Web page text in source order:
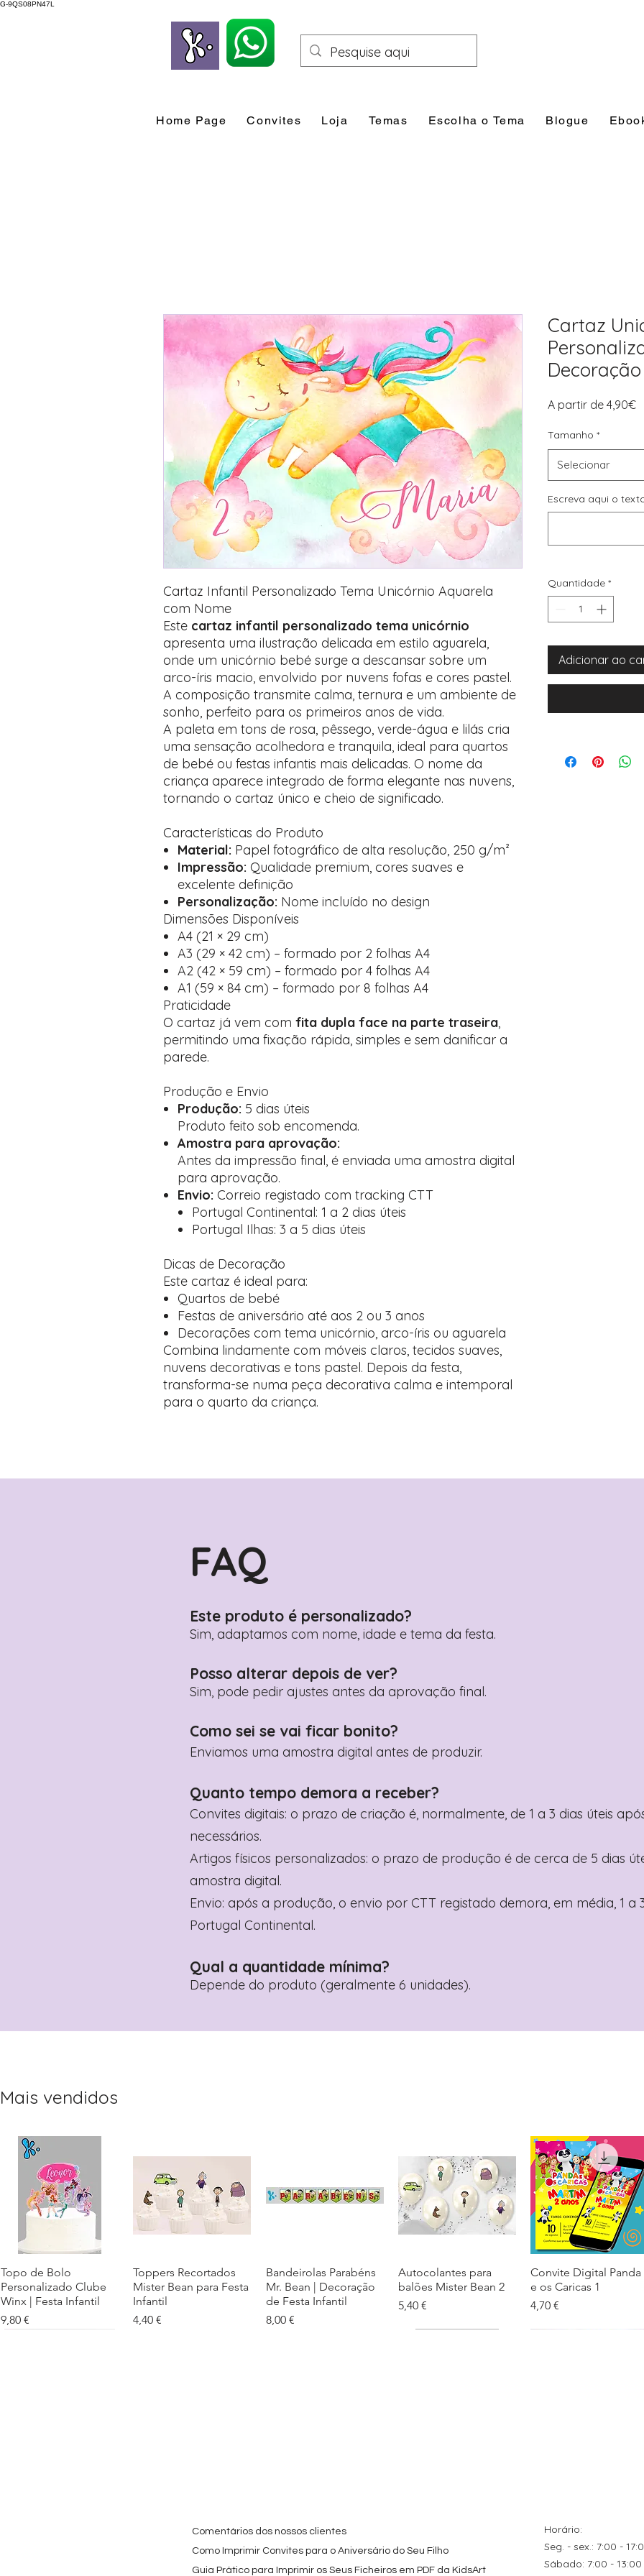
G-9QS08PN47L
Home Page Convites Loja Temas Escolha o Tema Blogue
Cartaz Infantil Personalizado Tema Unicórnio Aquarela
com Nome
Este cartaz infantil personalizado tema unicórnio
apresenta uma ilustração delicada em estilo aguarela,
onde um unicórnio bebé surge a descansar sobre um
arco-íris macio, envolvido por nuvens fofas e cores pastel.
A composição transmite calma, ternura e um ambiente de
sonho, perfeito para os primeiros anos de vida.
A paleta em tons de rosa, pêssego, verde-água e lilás cria
uma sensação acolhedora e tranquila, ideal para quartos
de bebé ou festas infantis mais delicadas. O nome da
criança aparece integrado de forma elegante nas nuvens,
tornando o cartaz único e cheio de significado.
Características do Produto
Material: Papel fotográfico de alta resolução, 250 g/m²
Impressão: Qualidade premium, cores suaves e
excelente definição
Personalização: Nome incluído no design
Dimensões Disponíveis
A4 (21 × 29 cm)
A3 (29 × 42 cm) – formado por 2 folhas A4
A2 (42 × 59 cm) – formado por 4 folhas A4
A1 (59 × 84 cm) – formado por 8 folhas A4
Praticidade
O cartaz já vem com fita dupla face na parte traseira,
permitindo uma fixação rápida, simples e sem danificar a
parede.
Produção e Envio
Produção: 5 dias úteis
Produto feito sob encomenda.
Amostra para aprovação:
Antes da impressão final, é enviada uma amostra digital
para aprovação.
Envio: Correio registado com tracking CTT
Portugal Continental: 1 a 2 dias úteis
Portugal Ilhas: 3 a 5 dias úteis
Dicas de Decoração
Este cartaz é ideal para:
Quartos de bebé
Festas de aniversário até aos 2 ou 3 anos
Decorações com tema unicórnio, arco-íris ou aguarela
Combina lindamente com móveis claros, tecidos suaves,
nuvens decorativas e tons pastel. Depois da festa,
transforma-se numa peça decorativa calma e intemporal
para o quarto da criança.
Cartaz
A partir de 4,90€
Tamanho *
Selecionar
Escreva aqui o
Quantidade *
Adicionar ao
FAQ
Este produto é personalizado?
Sim, adaptamos com nome, idade e tema da festa.
Posso alterar depois de ver?
Sim, pode pedir ajustes antes da aprovação final.
Como sei se vai ficar bonito?
Enviamos uma amostra digital antes de produzir.
Quanto tempo demora a receber?
Convites digitais: o prazo de criação é, normalmente, de 1 a 3 dias úteis
necessários.
Artigos físicos personalizados: o prazo de produção é de cerca de 5 dias
amostra digital.
Envio: após a produção, o envio por CTT registado demora, em média, 1 a
Portugal Continental.
Qual a quantidade mínima?
Depende do produto (geralmente 6 unidades).
Mais vendidos
Visualização rápida
Topo de Bolo
Personalizado Clube
Winx | Festa Infantil
Preço
9,80 €
Visualização rápida
Toppers Recortados
Mister Bean para Festa
Infantil
Preço
4,40 €
Visualização rápida
Bandeirolas Parabéns
Mr. Bean | Decoração
de Festa Infantil
Preço
8,00 €
Visualização rápida
Autocolantes para
balões Mister Bean 2
Preço
5,40 €
Visualização rápida
Convite Digital Panda
e os Caricas 1
Preço
4,70 €
Preço
4,40 €
Comentários dos nossos clientes
Como Imprimir Convites para o Aniversário do Seu Filho
Guia Prático para Imprimir os Seus Ficheiros em PDF da KidsArt
Horário:
Seg. - sex.: 7:00 -
​​Sábado: 7:00 - 13:00